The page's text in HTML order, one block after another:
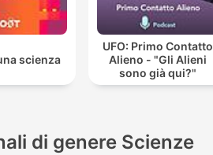
scienza
UFO: Primo Contatto
Alieno - "Gli Alieni
sono già qui?"
di genere Scienze